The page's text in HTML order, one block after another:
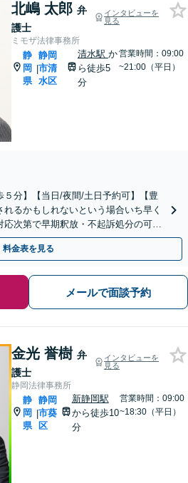
北嶋 太郎 弁
護士
インタビューを
見る
ミモザ法律事務所
静
岡
県
|
静岡
市清
水区
清水駅 か
ら徒歩5
分
営業時間：09:00
~21:00（平日）
５分】【当日/夜間/土日予約可】【豊
るかもしれないという場合いち早く
次第で早期釈放・不起訴処分の可能
サポートも行います。
料金表を見る
メールで面談予約
金光 誉樹 弁
護士
インタビューを
見る
静岡法律事務所
静
岡
県
|
静岡
市葵
区
新静岡駅
から徒歩10
分
営業時間：09:00
~18:30（平日）